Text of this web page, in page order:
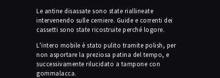
Le antine disassate sono state riallineate
intervenendo sulle cerniere. Guide e correnti dei
cassetti sono state ricostruite perché logore.
L’intero mobile è stato pulito tramite polish, per
non asportare la preziosa patina del tempo, e
successivamente rilucidato a tampone con
gommalacca.